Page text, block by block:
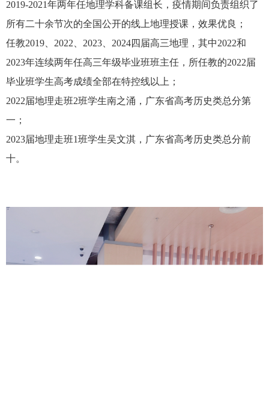
2019-2021年两年任地理学科备课组长，疫情期间负责组织了
所有二十余节次的全国公开的线上地理授课，效果优良；
任教2019 2022 2023 2024四届高三地理，其中2022和
2023年连续两年任高三年级毕业班班主任，所任教的2022届
毕业班学生高考成绩全部在特控线以上；
2022届地理走班2班学生南之涌，广东省高考历史类总分第
一；
2023届地理走班1班学生吴文淇，广东省高考历史类总分前
十。